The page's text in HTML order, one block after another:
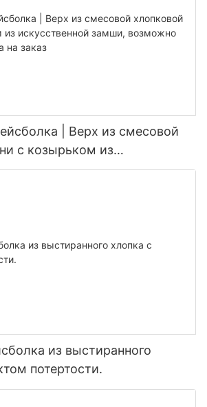
| Верх из смесовой
с козырьком из
замши, возможно нанесение
из выстиранного
потертости.